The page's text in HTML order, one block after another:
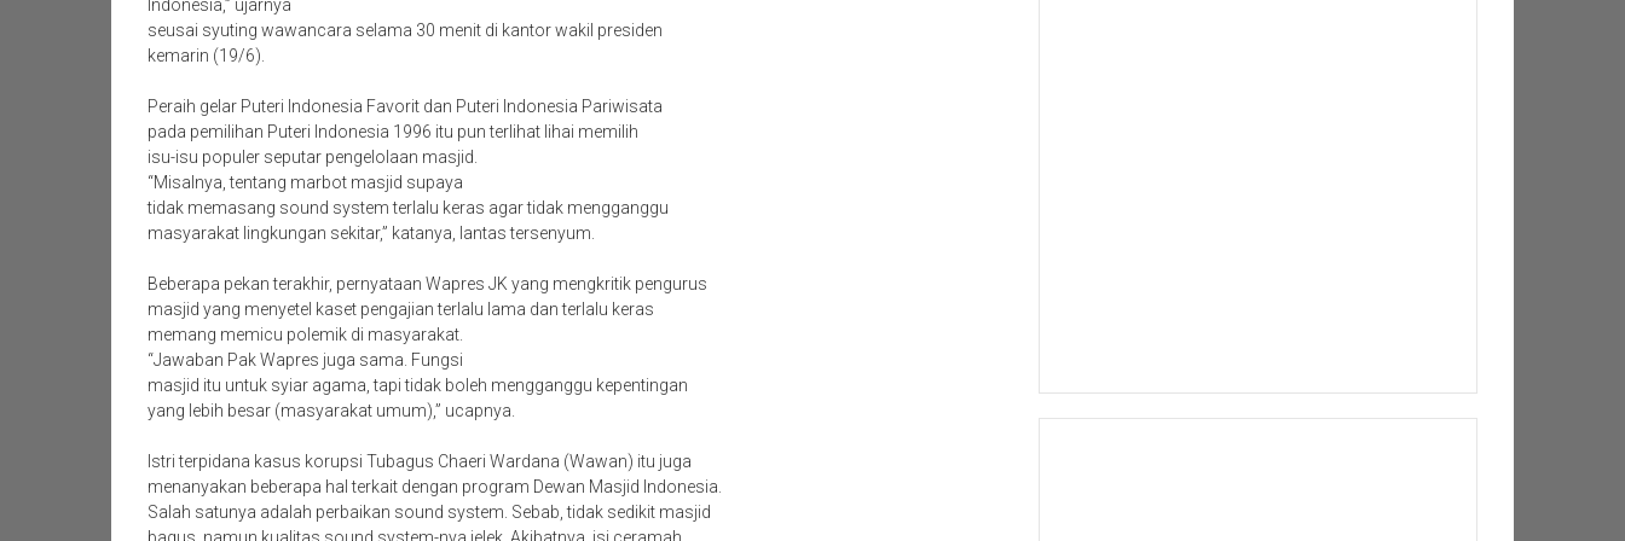
Indonesia,” ujarnya
seusai syuting wawancara selama 30 menit di kantor wakil presiden
kemarin (19/6).
Peraih gelar Puteri Indonesia Favorit dan Puteri Indonesia Pariwisata
pada pemilihan Puteri Indonesia 1996 itu pun terlihat lihai memilih
isu-isu populer seputar pengelolaan masjid.
“Misalnya, tentang marbot masjid supaya
tidak memasang sound system terlalu keras agar tidak mengganggu
masyarakat lingkungan sekitar,” katanya, lantas tersenyum.
Beberapa pekan terakhir, pernyataan Wapres JK yang mengkritik pengurus
masjid yang menyetel kaset pengajian terlalu lama dan terlalu keras
memang memicu polemik di masyarakat.
“Jawaban Pak Wapres juga sama. Fungsi
masjid itu untuk syiar agama, tapi tidak boleh mengganggu kepentingan
yang lebih besar (masyarakat umum),” ucapnya.
Istri terpidana kasus korupsi Tubagus Chaeri Wardana (Wawan) itu juga
menanyakan beberapa hal terkait dengan program Dewan Masjid Indonesia.
Salah satunya adalah perbaikan sound system. Sebab, tidak sedikit masjid